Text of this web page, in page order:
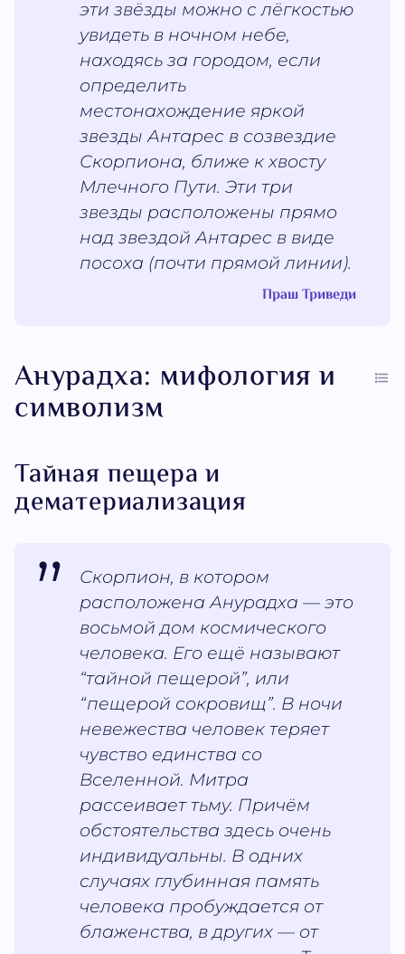
эти звёзды можно с лёгкостью
увидеть в ночном небе,
находясь за городом, если
определить
местонахождение яркой
звезды Антарес в созвездие
Скорпиона, ближе к хвосту
Млечного Пути. Эти три
звезды расположены прямо
над звездой Антарес в виде
посоха (почти прямой линии).
Праш Триведи
Анурадха: мифология и
символизм
Тайная пещера и
дематериализация
Скорпион, в котором
расположена Анурадха — это
восьмой дом космического
человека. Его ещё называют
“тайной пещерой”, или
“пещерой сокровищ”. В ночи
невежества человек теряет
чувство единства со
Вселенной. Митра
рассеивает тьму. Причём
обстоятельства здесь очень
индивидуальны. В одних
случаях глубинная память
человека пробуждается от
блаженства, в других — от